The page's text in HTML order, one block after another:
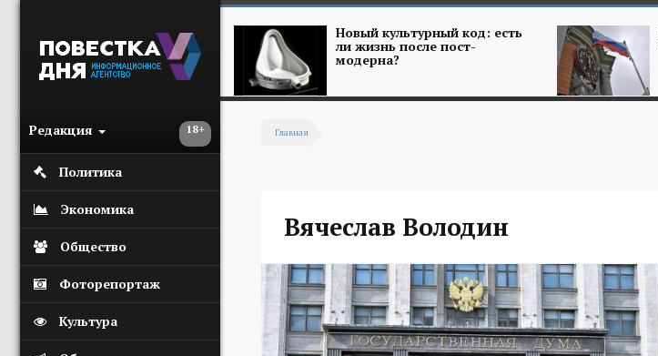
18+
Редакция
Политика
Экономика
Общество
Фоторепортаж
Культура
Новый культурный код: есть
ли жизнь после пост-
модерна?
Главная
Вячеслав Володин